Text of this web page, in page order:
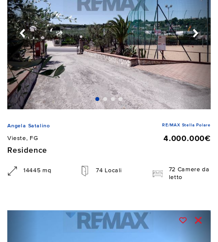
Angela Satalino RE/MAX Stella Polare
Vieste, FG
4.000.000€
Residence
14445 mq 74 Locali
72 Camere da
letto